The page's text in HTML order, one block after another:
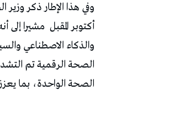
أكتوبر المقبل مشيرا إلى
والذكاء الاصطناعي
الصحة الرقمية تم
الصحة الواحدة، بما